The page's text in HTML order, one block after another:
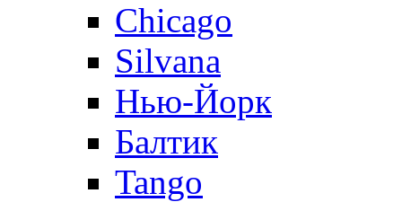
Chicago
Silvana
Нью-Йорк
Балтик
Tango